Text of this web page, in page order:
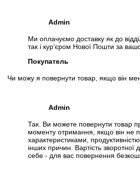
Admin
Ми оплачуємо доставку як до
так і кур'єром Нової Пошти за
Покупатель
Чи можу я повернути товар, якщо він
Admin
Так. Ви можете повернути товар
моменту отримання, якщо він не
характеристиками,
інших причин. Вартість
себе - для вас повернення